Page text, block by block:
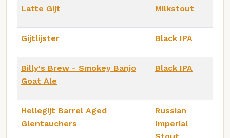
Latte Gijt Milkstout
Gijtlijster Black IPA
Billy's Brew - Smokey Banjo
Goat Ale
Black IPA
Hellegijt Barrel Aged
Glentauchers
Russian
Imperial
Stout